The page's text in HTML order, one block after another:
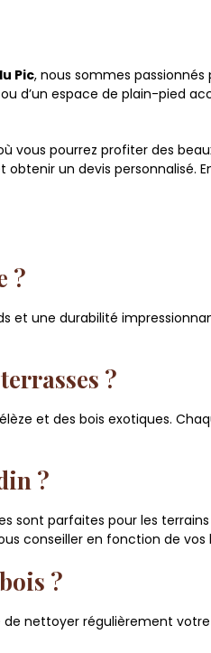
Pic, nous sommes
d’un espace de plain-pied
pourrez profiter des
un devis personnalisé.
?
et une durabilité
?
et des bois exotiques.
?
sont parfaites pour les
conseiller en fonction de vos
?
nettoyer régulièrement